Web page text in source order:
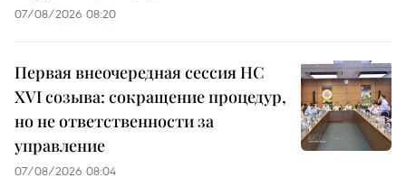
07/08/2026 08:20
Первая внеочередная сессия НС
XVI созыва: сокращение процедур,
но не ответственности за
управление
07/08/2026 08:04